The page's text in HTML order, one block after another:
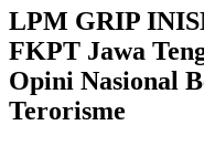
LPM GRIP
FKPT Jawa
Opini Nasional
Terorisme